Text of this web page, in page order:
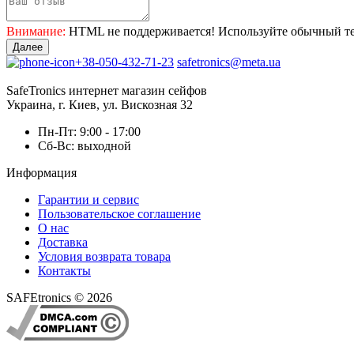
Внимание: HTML не поддерживается! Используйте обычный
Далее
+38-050-432-71-23 safetronics@meta.ua
SafeTronics интернет магазин сейфов
Украина, г. Киев, ул. Вискозная 32
Пн-Пт: 9:00 - 17:00
Сб-Вс: выходной
Информация
Гарантии и сервис
Пользовательское соглашение
О нас
Доставка
Условия возврата товара
Контакты
SAFEtronics © 2026